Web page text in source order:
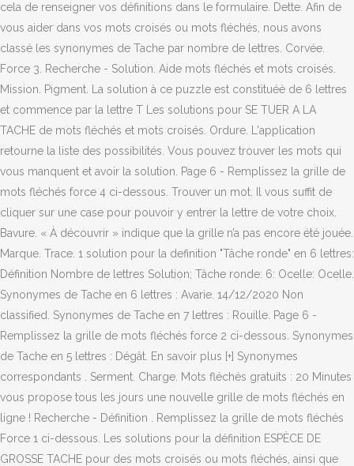
cela de renseigner vos définitions dans le formulaire. Dette. Afin de
vous aider dans vos mots croisés ou mots fléchés, nous avons
classé les synonymes de Tache par nombre de lettres. Corvée.
Force 3. Recherche - Solution. Aide mots fléchés et mots croisés.
Mission. Pigment. La solution à ce puzzle est constituéè de 6 lettres
et commence par la lettre T Les solutions pour SE TUER A LA
TACHE de mots fléchés et mots croisés. Ordure. L'application
retourne la liste des possibilités. Vous pouvez trouver les mots qui
vous manquent et avoir la solution. Page 6 - Remplissez la grille de
mots fléchés force 4 ci-dessous. Trouver un mot. Il vous suffit de
cliquer sur une case pour pouvoir y entrer la lettre de votre choix.
Bavure. « À découvrir » indique que la grille n’a pas encore été jouée.
Marque. Trace. 1 solution pour la definition "Tâche ronde" en 6 lettres:
Définition Nombre de lettres Solution; Tâche ronde: 6: Ocelle: Ocelle.
Synonymes de Tache en 6 lettres : Avarie. 14/12/2020 Non
classified. Synonymes de Tache en 7 lettres : Rouille. Page 6 -
Remplissez la grille de mots fléchés force 2 ci-dessous. Synonymes
de Tache en 5 lettres : Dégât. En savoir plus [+] Synonymes
correspondants . Serment. Charge. Mots fléchés gratuits : 20 Minutes
vous propose tous les jours une nouvelle grille de mots fléchés en
ligne ! Recherche - Définition . Remplissez la grille de mots fléchés
Force 1 ci-dessous. Les solutions pour la définition ESPÈCE DE
GROSSE TACHE pour des mots croisés ou mots fléchés, ainsi que